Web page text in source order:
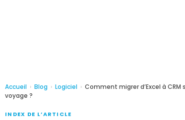
Accueil › Blog › Logiciel › Comment migrer d’Excel à
voyage ?
INDEX DE L’ARTICLE